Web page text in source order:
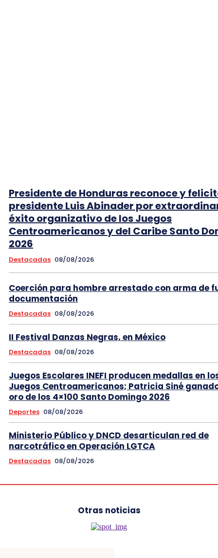
Presidente de Honduras reconoce y
presidente Luis Abinader por
éxito organizativo de los Juegos
Centroamericanos y del Caribe Santo
2026
Destacadas 08/08/2026
Coerción para hombre arrestado con arma de
documentación
Destacadas 08/08/2026
II Festival Danzas Negras, en México
Destacadas 08/08/2026
Juegos Escolares INEFI producen medallas en
Juegos Centroamericanos; Patricia Siné
oro de los 4×100 Santo Domingo 2026
Deportes 08/08/2026
Ministerio Público y DNCD desarticulan red de
narcotráfico en Operación LGTCA
Destacadas 08/08/2026
Otras noticias